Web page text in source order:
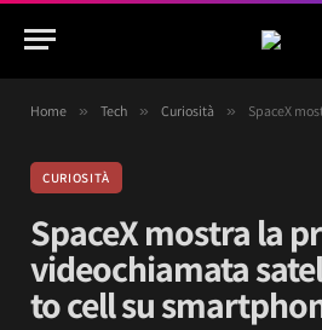
Home » Tech » Curiosità » SpaceX mostra la
CURIOSITÀ
SpaceX mostra la
videochiamata
to cell su